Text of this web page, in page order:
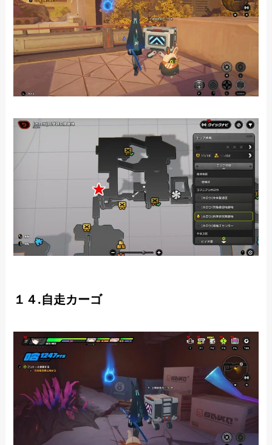
１４.自走カーゴ